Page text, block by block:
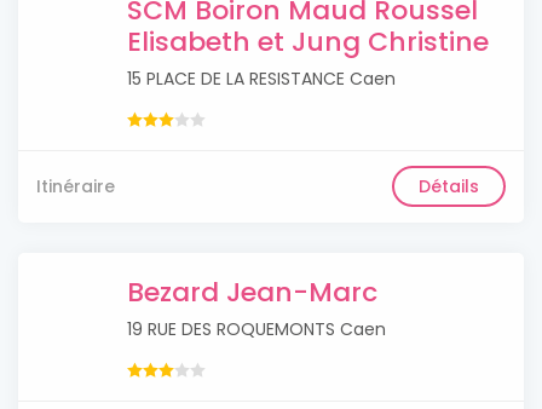
SCM Boiron Maud Roussel
Elisabeth et Jung Christine
15 PLACE DE LA RESISTANCE Caen
Itinéraire Détails
Bezard Jean-Marc
19 RUE DES ROQUEMONTS Caen